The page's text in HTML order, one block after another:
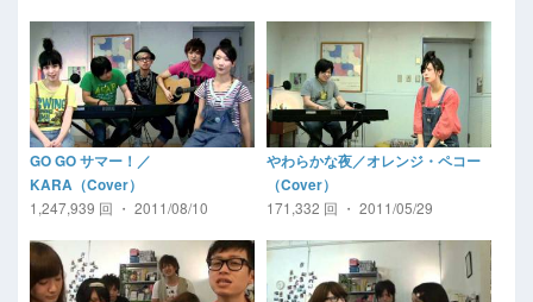
GO GO サマー！／
KARA（Cover）
1,247,939 回 ・ 2011/08/10
やわらかな夜／オレンジ・ペコー
（Cover）
171,332 回 ・ 2011/05/29